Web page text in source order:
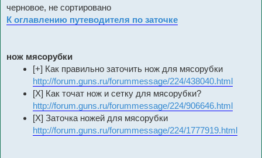
о
б
щ
черновое, не сортировано
К оглавлению путеводителя по заточке
нож мясорубки
[+] Как правильно заточить нож для мясорубки
http://forum.guns.ru/forummessage/224/438040.html
[X] Как точат нож и сетку для мясорубки?
http://forum.guns.ru/forummessage/224/906646.html
[X] Заточка ножей для мясорубки
http://forum.guns.ru/forummessage/224/1777919.html